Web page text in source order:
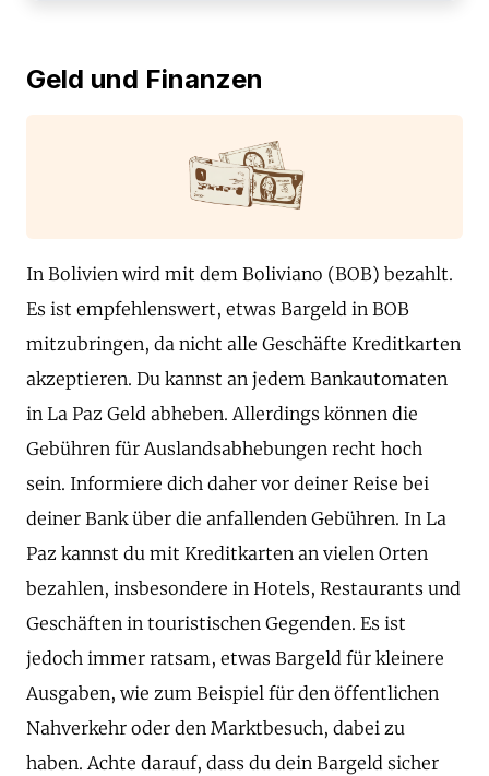
Geld und Finanzen
In Bolivien wird mit dem Boliviano (BOB) bezahlt.
Es ist empfehlenswert, etwas Bargeld in BOB
mitzubringen, da nicht alle Geschäfte Kreditkarten
akzeptieren. Du kannst an jedem Bankautomaten
in La Paz Geld abheben. Allerdings können die
Gebühren für Auslandsabhebungen recht hoch
sein. Informiere dich daher vor deiner Reise bei
deiner Bank über die anfallenden Gebühren. In La
Paz kannst du mit Kreditkarten an vielen Orten
bezahlen, insbesondere in Hotels, Restaurants und
Geschäften in touristischen Gegenden. Es ist
jedoch immer ratsam, etwas Bargeld für kleinere
Ausgaben, wie zum Beispiel für den öffentlichen
Nahverkehr oder den Marktbesuch, dabei zu
haben. Achte darauf, dass du dein Bargeld sicher